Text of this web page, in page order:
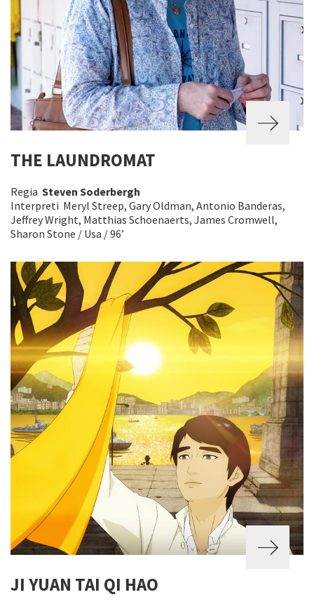
THE LAUNDROMAT
Regia Steven Soderbergh
Interpreti Meryl Streep, Gary Oldman, Antonio Banderas,
Jeffrey Wright, Matthias Schoenaerts, James Cromwell,
Sharon Stone / Usa / 96’
JI YUAN TAI QI HAO